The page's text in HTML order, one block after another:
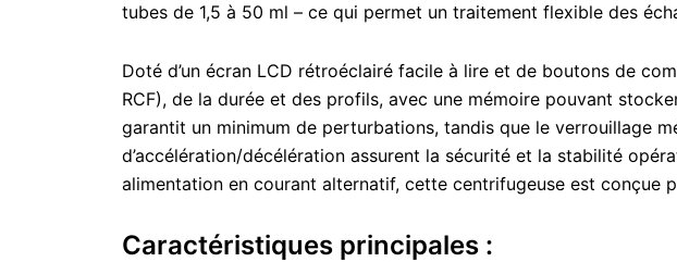
tubes de 1,5 à 50 ml – ce qui permet un traitement flexible des
Doté d’un écran LCD rétroéclairé facile à lire et de boutons de
RCF), de la durée et des profils, avec une mémoire pouvant
garantit un minimum de perturbations, tandis que le verrouillage
d’accélération/décélération assurent la sécurité et la stabilité
alimentation en courant alternatif, cette centrifugeuse est
Caractéristiques principales :